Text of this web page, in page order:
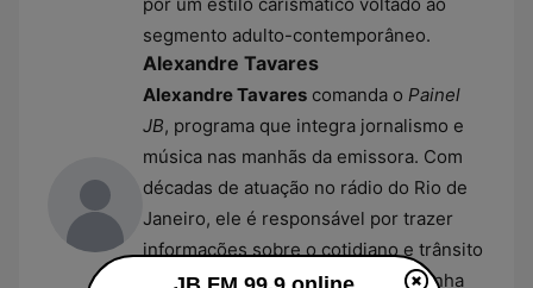
segmento adulto-contemporâneo.
Alexandre Tavares
Alexandre Tavares comanda o Painel
JB, programa que integra jornalismo e
música nas manhãs da emissora. Com
décadas de atuação no rádio do Rio de
Janeiro, ele é responsável por trazer
informações sobre o cotidiano e trânsito
da cidade. O profissional desempenha